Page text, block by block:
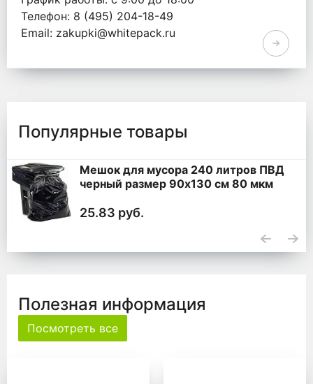
Телефон: 8 (495) 204-18-49
Email: zakupki@whitepack.ru
Популярные товары
Мешок для мусора 240 литров ПВД
черный размер 90x130 см 80 мкм
25.83 руб.
Полезная информация
Посмотреть все